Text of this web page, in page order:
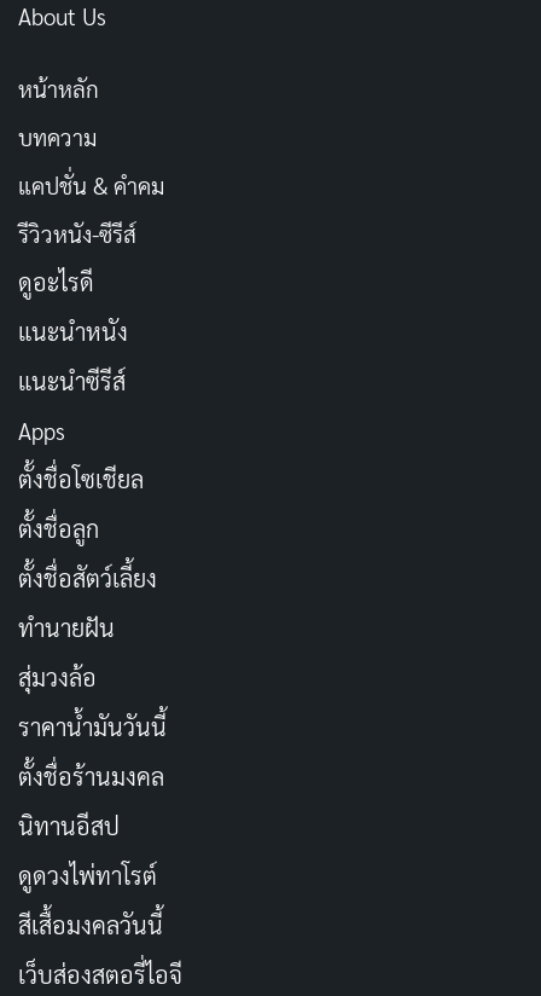
About Us
หน้าหลัก
บทความ
แคปชั่น & คำคม
รีวิวหนัง-ซีรีส์
ดูอะไรดี
แนะนำหนัง
แนะนำซีรีส์
Apps
ตั้งชื่อโซเชียล
ตั้งชื่อลูก
ตั้งชื่อสัตว์เลี้ยง
ทำนายฝัน
สุ่มวงล้อ
ราคาน้ำมันวันนี้
ตั้งชื่อร้านมงคล
นิทานอีสป
ดูดวงไพ่ทาโรต์
สีเสื้อมงคลวันนี้
เว็บส่องสตอรี่ไอจี